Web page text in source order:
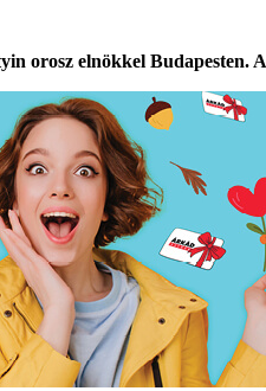
elnökkel Budapesten.